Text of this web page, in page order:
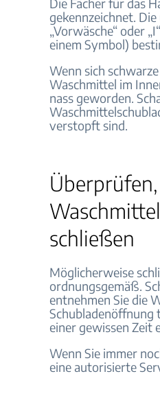
gekennzeichnet.
„Vorwäsche“ oder
einem Symbol)
Wenn sich
Waschmittel im
nass geworden.
verstopft sind.
schließen
Möglicherweise
ordnungsgemäß.
entnehmen Sie die
Schubladenöffnung
einer gewissen Zeit
Wenn Sie immer
eine autorisierte